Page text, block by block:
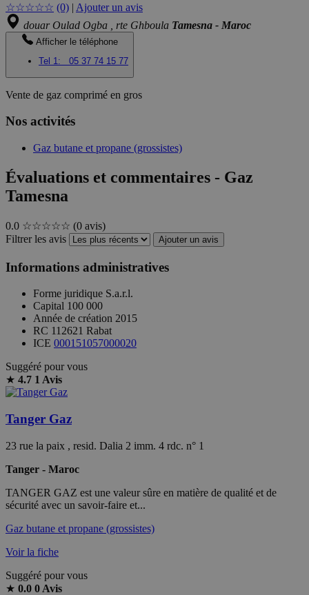
☆☆☆☆☆ (0) | Ajouter un avis
douar Oulad Ogba , rte Ghboula Tamesna - Maroc
Afficher le téléphone
Tel 1:
05 37 74 15 77
Vente de gaz comprimé en gros
Nos activités
Gaz butane et propane (grossistes)
Évaluations et commentaires - Gaz
Tamesna
0.0 ☆☆☆☆☆ (0 avis)
Filtrer les avis
Ajouter un avis
Informations administratives
Forme juridique S.a.r.l.
Capital 100 000
Année de création 2015
RC 112621 Rabat
ICE 000151057000020
Suggéré pour vous
★ 4.7 1 Avis
Tanger Gaz
23 rue la paix , resid. Dalia 2 imm. 4 rdc. n° 1
Tanger - Maroc
TANGER GAZ est une valeur sûre en matière de qualité et de
sécurité avec un savoir-faire et...
Gaz butane et propane (grossistes)
Voir la fiche
Suggéré pour vous
★ 0.0 0 Avis